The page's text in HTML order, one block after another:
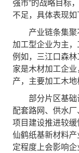
不足，具体表现如
产业链条集聚
加工型企业为主，
例如，三江口森
家是木材加工企
产，主要加工木地
部分片区基础
配套路网、供水
项目建设推进较
仙鹤纸基新材料
定程度上会影响企